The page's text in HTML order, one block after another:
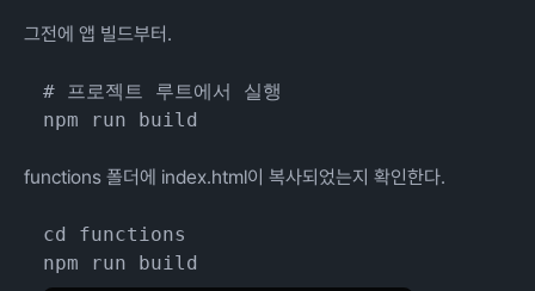
그전에 앱 빌드부터.
# 프로젝트 루트에서 실행
functions 폴더에 index.html이 복사되었는지 확인한다.
cd functions